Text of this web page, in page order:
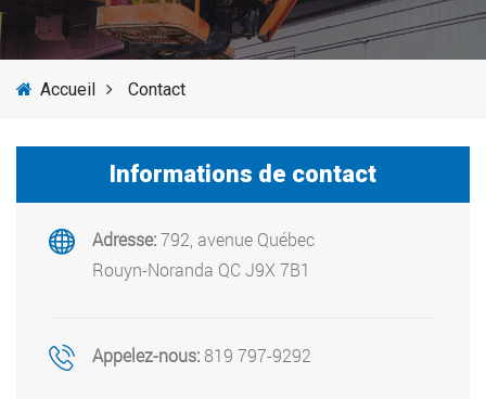
SERVICES
ACTUALITÉS
FOURNISSEURS
Accueil Contact
Informations de contact
Adresse:792, avenue Québec
Rouyn-Noranda QC J9X 7B1
Appelez-nous:819 797-9292